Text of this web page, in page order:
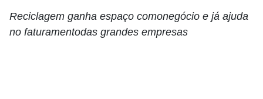
Reciclagem ganha espaço comonegócio e já ajuda
no faturamentodas grandes empresas